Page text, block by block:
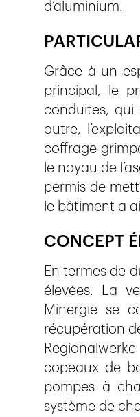
d’aluminium.
Grâce à un
principal, le
conduites, qui
outre,
coffrage
le noyau de
permis de
le bâtiment a
CONCEPT
En termes de
élevées. La
Minergie se
récupération
copeaux de
pompes à
système de